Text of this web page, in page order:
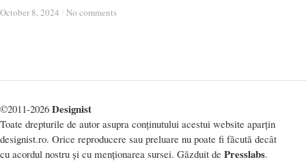
October 8, 2024 / No comments
October 8, 2024 / No comments
©2011-2026 Designist
Toate drepturile de autor asupra conținutului acestui website aparțin
designist.ro. Orice reproducere sau preluare nu poate fi făcută decât
cu acordul nostru și cu menționarea sursei. Găzduit de Presslabs.